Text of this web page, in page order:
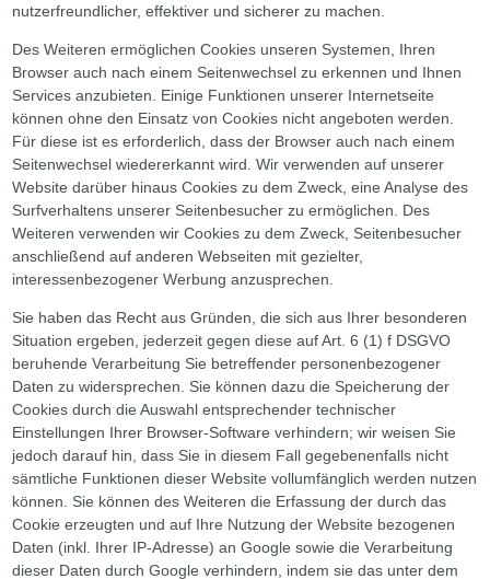
nutzerfreundlicher, effektiver und sicherer zu machen.
Des Weiteren ermöglichen Cookies unseren Systemen, Ihren
Browser auch nach einem Seitenwechsel zu erkennen und Ihnen
Services anzubieten. Einige Funktionen unserer Internetseite
können ohne den Einsatz von Cookies nicht angeboten werden.
Für diese ist es erforderlich, dass der Browser auch nach einem
Seitenwechsel wiedererkannt wird. Wir verwenden auf unserer
Website darüber hinaus Cookies zu dem Zweck, eine Analyse des
Surfverhaltens unserer Seitenbesucher zu ermöglichen. Des
Weiteren verwenden wir Cookies zu dem Zweck, Seitenbesucher
anschließend auf anderen Webseiten mit gezielter,
interessenbezogener Werbung anzusprechen.
Sie haben das Recht aus Gründen, die sich aus Ihrer besonderen
Situation ergeben, jederzeit gegen diese auf Art. 6 (1) f DSGVO
beruhende Verarbeitung Sie betreffender personenbezogener
Daten zu widersprechen. Sie können dazu die Speicherung der
Cookies durch die Auswahl entsprechender technischer
Einstellungen Ihrer Browser-Software verhindern; wir weisen Sie
jedoch darauf hin, dass Sie in diesem Fall gegebenenfalls nicht
sämtliche Funktionen dieser Website vollumfänglich werden nutzen
können. Sie können des Weiteren die Erfassung der durch das
Cookie erzeugten und auf Ihre Nutzung der Website bezogenen
Daten (inkl. Ihrer IP-Adresse) an Google sowie die Verarbeitung
dieser Daten durch Google verhindern, indem sie das unter dem